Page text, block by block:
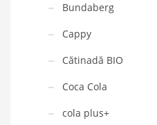
Bundaberg
Cappy
Cătinadă BIO
Coca Cola
cola plus+